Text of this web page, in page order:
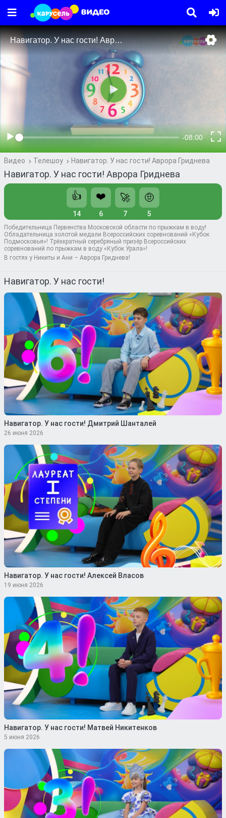
Видео Телешоу Навигатор. У нас гости! Аврора Гриднева
Навигатор. У нас гости! Аврора Гриднева
👍
14
❤️
6
🚀
7
🤨
5
Победительница Первенства Московской области по прыжкам в воду!
Обладательница золотой медали Всероссийских соревнований «Кубок
Подмосковья»! Трёхкратный серебряный призёр Всероссийских
соревнований по прыжкам в воду «Кубок Урала»!
В гостях у Никиты и Ани – Аврора Гриднева!
Навигатор. У нас гости!
Навигатор. У нас гости! Дмитрий Шанталей
26 июня 2026
Навигатор. У нас гости! Алексей Власов
19 июня 2026
Навигатор. У нас гости! Матвей Никитенков
5 июня 2026